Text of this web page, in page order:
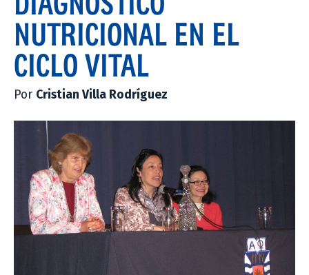
NUTRICIONAL EN EL
CICLO VITAL
Por Cristian Villa Rodríguez